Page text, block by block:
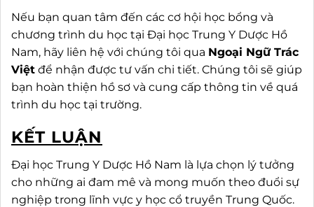
Nếu bạn quan tâm đến các cơ hội học bổng và
chương trình du học tại Đại học Trung Y Dược Hồ
Nam, hãy liên hệ với chúng tôi qua Ngoại Ngữ Trác
Việt để nhận được tư vấn chi tiết. Chúng tôi sẽ giúp
bạn hoàn thiện hồ sơ và cung cấp thông tin về quá
trình du học tại trường.
KẾT LUẬN
Đại học Trung Y Dược Hồ Nam là lựa chọn lý tưởng
cho những ai đam mê và mong muốn theo đuổi sự
nghiệp trong lĩnh vực y học cổ truyền Trung Quốc.